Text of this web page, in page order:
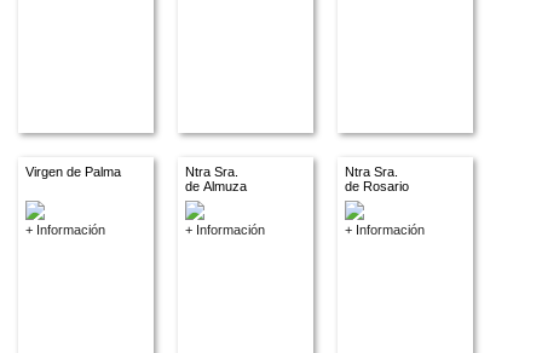
Virgen de Palma
+ Información
Ntra Sra.
de Almuza
+ Información
Ntra Sra.
de Rosario
+ Información